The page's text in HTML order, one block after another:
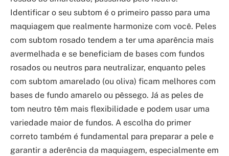
Identificar o seu subtom é o primeiro passo para uma
maquiagem que realmente harmonize com você. Peles
com subtom rosado tendem a ter uma aparência mais
avermelhada e se beneficiam de bases com fundos
rosados ou neutros para neutralizar, enquanto peles
com subtom amarelado (ou oliva) ficam melhores com
bases de fundo amarelo ou pêssego. Já as peles de
tom neutro têm mais flexibilidade e podem usar uma
variedade maior de fundos. A escolha do primer
correto também é fundamental para preparar a pele e
garantir a aderência da maquiagem, especialmente em